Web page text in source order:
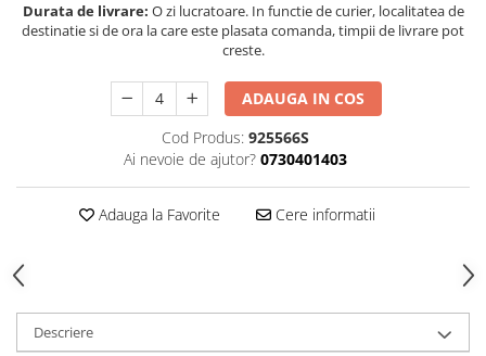
Durata de livrare: O zi lucratoare. In functie de curier, localitatea de
destinatie si de ora la care este plasata comanda, timpii de livrare pot
creste.
ADAUGA IN COS
Cod Produs: 925566S
Ai nevoie de ajutor? 0730401403
Adauga la Favorite Cere informatii
Descriere